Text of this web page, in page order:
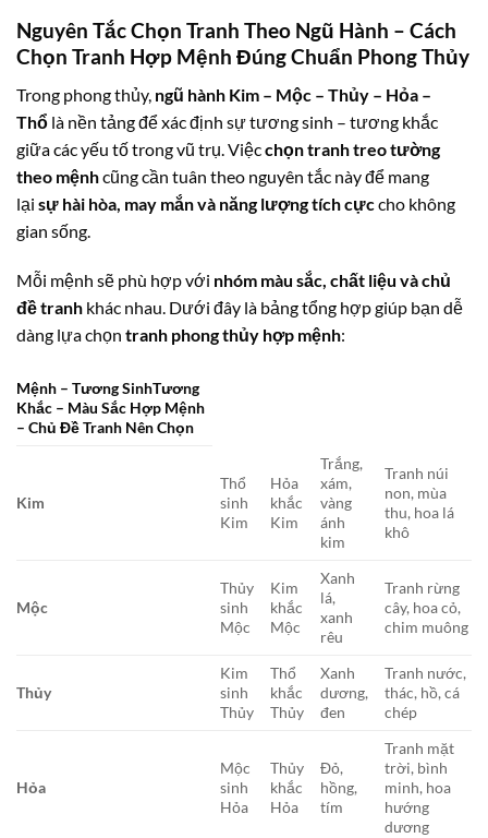
Nguyên Tắc Chọn Tranh Theo Ngũ Hành – Cách
Chọn Tranh Hợp Mệnh Đúng Chuẩn Phong Thủy
Trong phong thủy, ngũ hành Kim – Mộc – Thủy – Hỏa –
Thổ là nền tảng để xác định sự tương sinh – tương khắc
giữa các yếu tố trong vũ trụ. Việcchọn tranh treo tường
theo mệnhcũng cần tuân theo nguyên tắc này để mang
lại sự hài hòa, may mắn và năng lượng tích cựccho không
gian sống.
Mỗi mệnh sẽ phù hợp với nhóm màu sắc, chất liệu và chủ
đề tranh khác nhau. Dưới đây là bảng tổng hợp giúp bạn dễ
dàng lựa chọn tranh phong thủy hợp mệnh:
Mệnh – Tương SinhTương
Khắc – Màu Sắc Hợp Mệnh
– Chủ Đề Tranh Nên Chọn
Kim
Thổ
sinh
Kim
Hỏa
khắc
Kim
Trắng,
xám,
vàng
ánh
kim
Tranh núi
non, mùa
thu, hoa lá
khô
Mộc
Thủy
sinh
Mộc
Kim
khắc
Mộc
Xanh
lá,
xanh
rêu
Tranh rừng
cây, hoa cỏ,
chim muông
Thủy
Kim
sinh
Thủy
Thổ
khắc
Thủy
Xanh
dương,
đen
Tranh nước,
thác, hồ, cá
chép
Hỏa
Mộc
sinh
Hỏa
Thủy
khắc
Hỏa
Đỏ,
hồng,
tím
Tranh mặt
trời, bình
minh, hoa
hướng
dương